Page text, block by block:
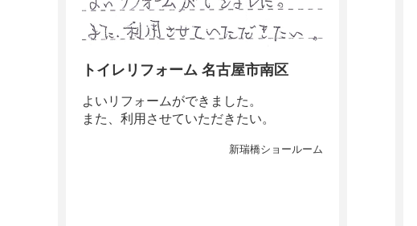
トイレリフォーム 名古屋市南区
よいリフォームができました。
また、利用させていただきたい。
新瑞橋ショールーム